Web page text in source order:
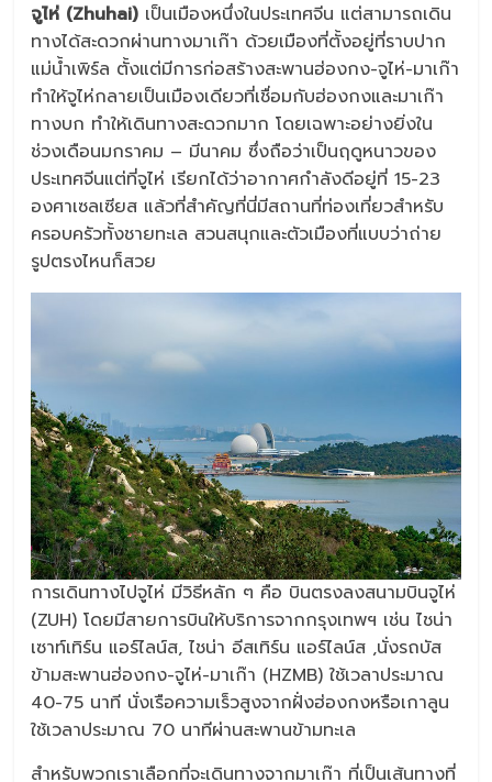
จูไห่ (Zhuhai) เป็นเมืองหนึ่งในประเทศจีน แต่สามารถเดิน
ทางได้สะดวกผ่านทางมาเก๊า ด้วยเมืองที่ตั้งอยู่ที่ราบปาก
แม่น้ำเพิร์ล ตั้งแต่มีการก่อสร้างสะพานฮ่องกง-จูไห่-มาเก๊า
ทำให้จูไห่กลายเป็นเมืองเดียวที่เชื่อมกับฮ่องกงและมาเก๊า
ทางบก ทำให้เดินทางสะดวกมาก โดยเฉพาะอย่างยิ่งใน
ช่วงเดือนมกราคม – มีนาคม ซึ่งถือว่าเป็นฤดูหนาวของ
ประเทศจีนแต่ที่จูไห่ เรียกได้ว่าอากาศกำลังดีอยู่ที่ 15-23
องศาเซลเซียส แล้วที่สำคัญที่นี่มีสถานที่ท่องเที่ยวสำหรับ
ครอบครัวทั้งชายทะเล สวนสนุกและตัวเมืองที่แบบว่าถ่าย
รูปตรงไหนก็สวย
การเดินทางไปจูไห่ มีวิธีหลัก ๆ คือ บินตรงลงสนามบินจูไห่
(ZUH) โดยมีสายการบินให้บริการจากกรุงเทพฯ เช่น ไชน่า
เซาท์เทิร์น แอร์ไลน์ส, ไชน่า อีสเทิร์น แอร์ไลน์ส ,นั่งรถบัส
ข้ามสะพานฮ่องกง-จูไห่-มาเก๊า (HZMB) ใช้เวลาประมาณ
40-75 นาที นั่งเรือความเร็วสูงจากฝั่งฮ่องกงหรือเกาลูน
ใช้เวลาประมาณ 70 นาทีผ่านสะพานข้ามทะเล
สำหรับพวกเราเลือกที่จะเดินทางจากมาเก๊า ที่เป็นเส้นทางที่